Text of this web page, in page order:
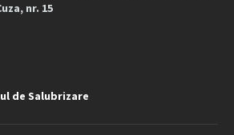
nr. 15
de Salubrizare